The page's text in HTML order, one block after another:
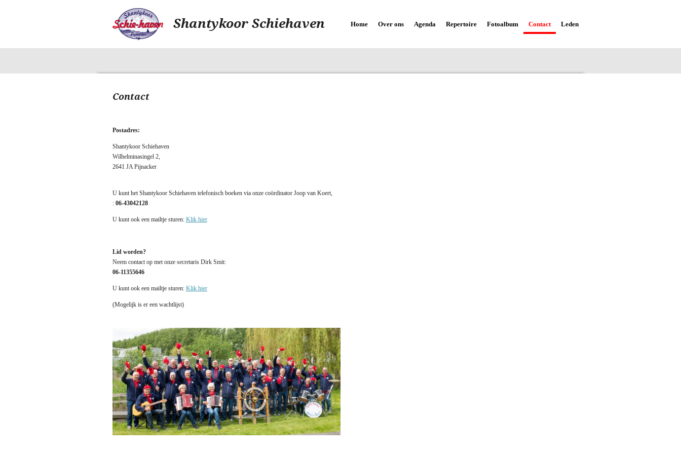
hoofdinhoud
Shantykoor Schiehaven Home Over ons Agenda Repertoire Fotoalbum Contact Leden
Contact
Postadres:
Shantykoor Schiehaven
Wilhelminasingel 2,
2641 JA Pijnacker
U kunt het Shantykoor Schiehaven telefonisch boeken via onze coördinator Joop van Koert,
: 06-43042128
U kunt ook een mailtje sturen: Klik hier
Lid worden?
Neem contact op met onze secretaris Dirk Smit:
06-11355646
U kunt ook een mailtje sturen: Klik hier
(Mogelijk is er een wachtlijst)